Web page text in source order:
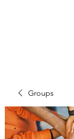
Groups